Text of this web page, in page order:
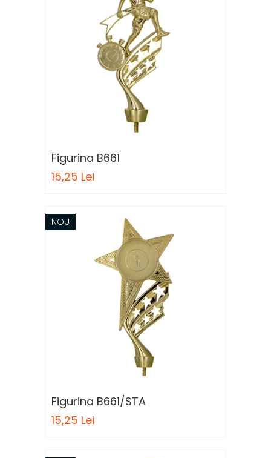
Figurina B661
15,25 Lei
NOU
Figurina B661/STA
15,25 Lei